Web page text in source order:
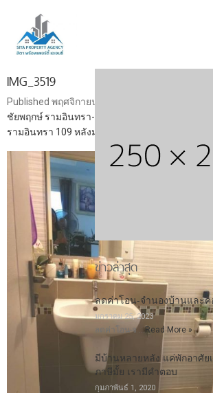
IMG_3519
Published พฤศจิกายน 5, 2023
ชัยพฤกษ์ รามอินทรา-พระยาสุเรนทร์ ซอยพระยา
รามอินทรา 109 หลังมุม
ข่าวล่าสุด
ลดค่าโอน-จำนองบ้านและ
มกราคม 25, 2023
ลดค่าโอน-จ …Read More »
มีบ้านหลายหลัง แค่พักอาศัย
ภาษีมั้ย เรามีคำตอบ
กุมภาพันธ์ 1, 2020